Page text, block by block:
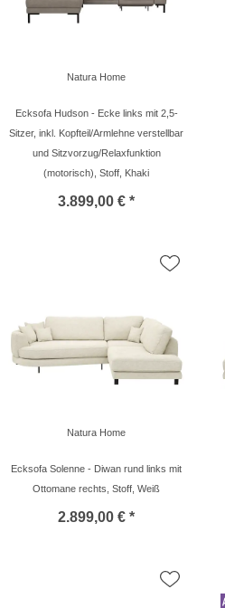
Natura Home
Ecksofa Hudson - Ecke links mit 2,5-
Sitzer, inkl. Kopfteil/Armlehne verstellbar
und Sitzvorzug/Relaxfunktion
(motorisch), Stoff, Khaki
3.899,00 € *
Natura Home
Ecksofa Solenne - Diwan rund links mit
Ottomane rechts, Stoff, Weiß
2.899,00 € *